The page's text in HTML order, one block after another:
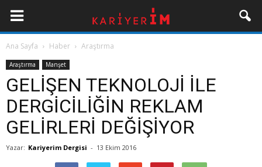
Ana Sayfa Haber Araştırma
Araştırma Manşet
GELİŞEN TEKNOLOJİ İLE
DERGİCİLİĞİN REKLAM
GELİRLERİ DEĞİŞİYOR
Yazar: Kariyerim Dergisi - 13 Ekim 2016